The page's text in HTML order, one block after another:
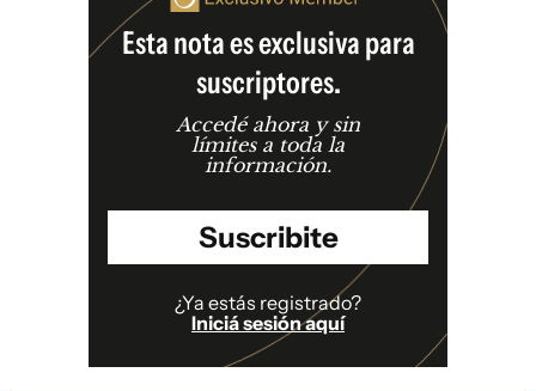
Esta nota es exclusiva para
suscriptores.
Accedé ahora y sin
límites a toda la
información.
Suscribite
¿Ya estás registrado?
Iniciá sesión aquí